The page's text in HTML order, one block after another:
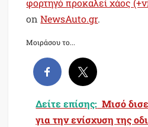
φορτηγό προκαλεί χάος
onNewsAuto.gr.
Μοιράσου το...
Δείτε επίσης: Μισό
για την ενίσχυση της